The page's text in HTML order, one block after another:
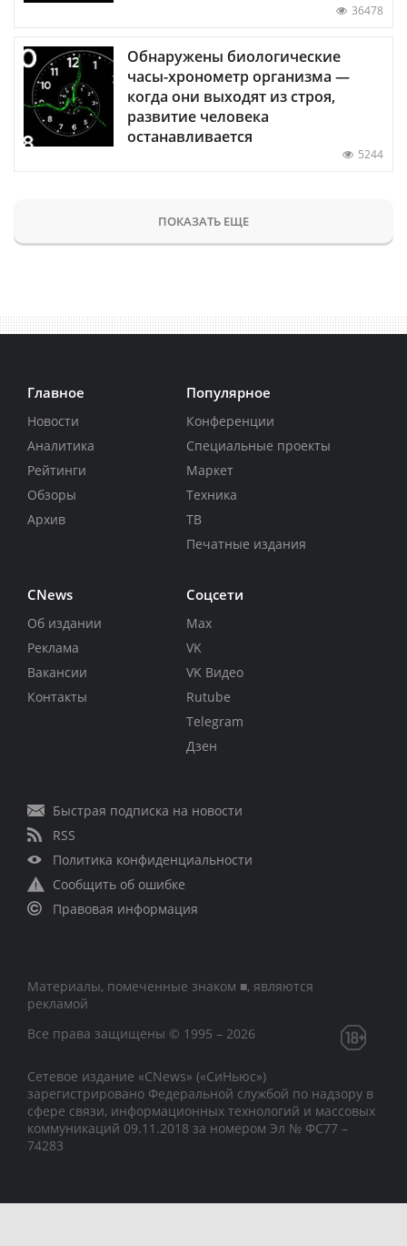
36478
Обнаружены биологические
часы-хронометр организма —
когда они выходят из строя,
развитие человека
останавливается
5244
ПОКАЗАТЬ ЕЩЕ
Главное
Новости
Аналитика
Рейтинги
Обзоры
Архив
Популярное
Конференции
Специальные проекты
Маркет
Техника
ТВ
Печатные издания
CNews
Об издании
Реклама
Вакансии
Контакты
Соцсети
Max
VK
VK Видео
Rutube
Telegram
Дзен
Быстрая подписка на новости
RSS
Политика конфиденциальности
Сообщить об ошибке
Правовая информация
Материалы, помеченные знаком ■, являются
рекламой
Все права защищены © 1995 – 2026
Сетевое издание «CNews» («СиНьюс»)
зарегистрировано Федеральной службой по надзору в
сфере связи, информационных технологий и массовых
коммуникаций 09.11.2018 за номером Эл № ФС77 –
74283